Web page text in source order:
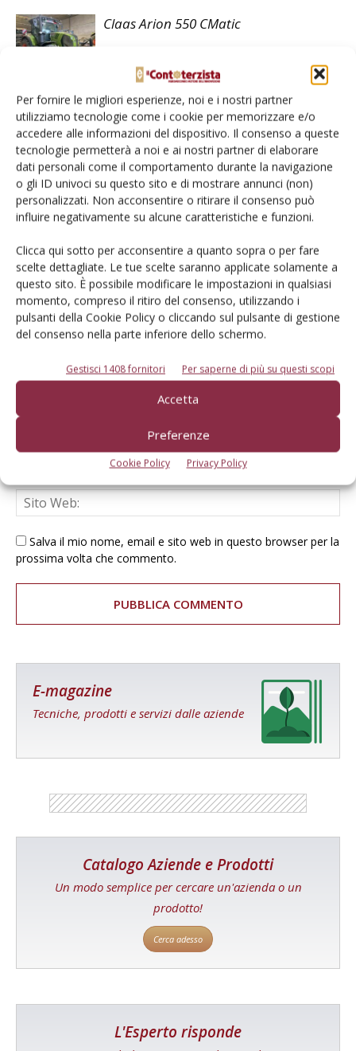
Per fornire le migliori esperienze, noi e i nostri partner
utilizziamo tecnologie come i cookie per memorizzare e/o
accedere alle informazioni del dispositivo. Il consenso a queste
tecnologie permetterà a noi e ai nostri partner di elaborare
dati personali come il comportamento durante la navigazione
o gli ID univoci su questo sito e di mostrare annunci (non)
personalizzati. Non acconsentire o ritirare il consenso può
influire negativamente su alcune caratteristiche e funzioni.
Clicca qui sotto per acconsentire a quanto sopra o per fare
scelte dettagliate. Le tue scelte saranno applicate solamente a
questo sito. È possibile modificare le impostazioni in qualsiasi
momento, compreso il ritiro del consenso, utilizzando i
pulsanti della Cookie Policy o cliccando sul pulsante di gestione
del consenso nella parte inferiore dello schermo.
Gestisci 1408 fornitori Per saperne di più su questi scopi
Accetta
Preferenze
Cookie Policy Privacy Policy
Claas Arion 550 CMatic
Provato in campo del mese – luglio
2026
Salva il mio nome, email e sito web in questo browser per la
prossima volta che commento.
E-magazine
Tecniche, prodotti e servizi dalle aziende
Catalogo Aziende e Prodotti
Un modo semplice per cercare un'azienda o un
prodotto!
Cerca adesso
L'Esperto risponde